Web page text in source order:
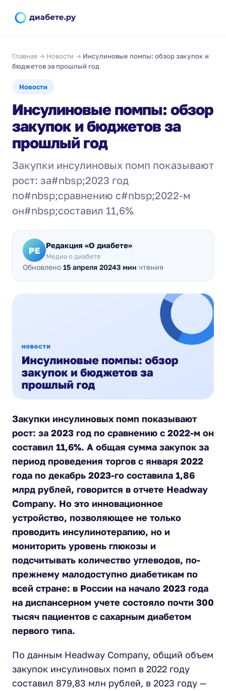
Главная → Новости → Инсулиновые помпы: обзор закупок и
бюджетов за прошлый год
Новости
Инсулиновые помпы: обзор
закупок и бюджетов за
прошлый год
Закупки инсулиновых помп показывают
рост: за#nbsp;2023 год
по#nbsp;сравнению с#nbsp;2022-м
он#nbsp;составил 11,6%
РЕ Редакция «О диабете»
Медиа о диабете
Обновлено 15 апреля 20243 мин чтения
Закупки инсулиновых помп показывают
рост: за 2023 год по сравнению с 2022-м он
составил 11,6%. А общая сумма закупок за
период проведения торгов с января 2022
года по декабрь 2023-го составила 1,86
млрд рублей, говорится в отчете Headway
Company. Но это инновационное
устройство, позволяющее не только
проводить инсулинотерапию, но и
мониторить уровень глюкозы и
подсчитывать количество углеводов, по-
прежнему малодоступно диабетикам по
всей стране: в России на начало 2023 года
на диспансерном учете состояло почти 300
тысяч пациентов с сахарным диабетом
первого типа.
По данным Headway Company, общий объем
закупок инсулиновых помп в 2022 году
составил 879,83 млн рублей, в 2023 году —